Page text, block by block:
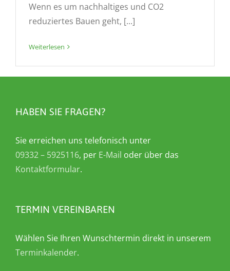
Wenn es um nachhaltiges und CO2
reduziertes Bauen geht, [...]
Weiterlesen
HABEN SIE FRAGEN?
Sie erreichen uns telefonisch unter
09332 – 5925116, per E-Mail oder über das
Kontaktformular.
TERMIN VEREINBAREN
Wählen Sie Ihren Wunschtermin direkt in unserem
Terminkalender.